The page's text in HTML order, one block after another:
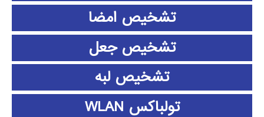
تشخیص امضا
تشخیص جعل
تشخیص لبه
تولباکس WLAN